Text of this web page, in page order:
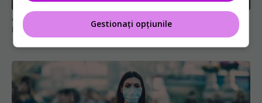
Gestionați opțiunile